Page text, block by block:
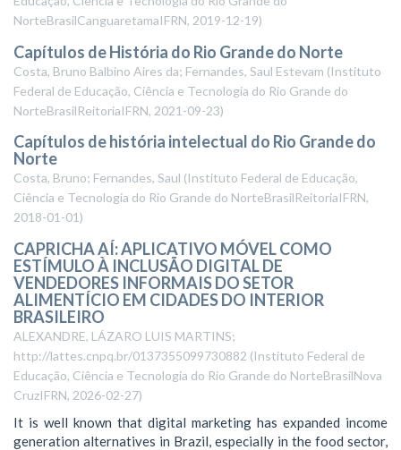
NorteBrasilCanguaretamaIFRN, 2019-12-19)
Capítulos de História do Rio Grande do Norte
Costa, Bruno Balbino Aires da; Fernandes, Saul Estevam (Instituto
Federal de Educação, Ciência e Tecnologia do Rio Grande do
NorteBrasilReitoriaIFRN, 2021-09-23)
Capítulos de história intelectual do Rio Grande do
Norte
Costa, Bruno; Fernandes, Saul (Instituto Federal de Educação,
Ciência e Tecnologia do Rio Grande do NorteBrasilReitoriaIFRN,
2018-01-01)
CAPRICHA AÍ: APLICATIVO MÓVEL COMO
ESTÍMULO À INCLUSÃO DIGITAL DE
VENDEDORES INFORMAIS DO SETOR
ALIMENTÍCIO EM CIDADES DO INTERIOR
BRASILEIRO
ALEXANDRE, LÁZARO LUIS MARTINS;
http://lattes.cnpq.br/0137355099730882 (Instituto Federal de
Educação, Ciência e Tecnologia do Rio Grande do NorteBrasilNova
CruzIFRN, 2026-02-27)
It is well known that digital marketing has expanded income
generation alternatives in Brazil, especially in the food sector,